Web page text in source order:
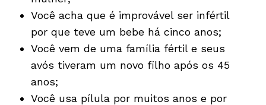
Você acha que é improvável ser infértil
por que teve um bebe há cinco anos;
Você vem de uma família fértil e seus
avós tiveram um novo filho após os 45
anos;
Você usa pílula por muitos anos e por